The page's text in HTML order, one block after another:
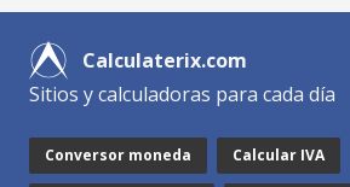
Calculaterix.com
Sitios y calculadoras para cada día
Conversor moneda Calcular IVA